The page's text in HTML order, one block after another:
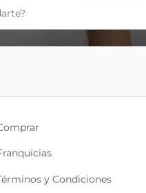
y Condiciones